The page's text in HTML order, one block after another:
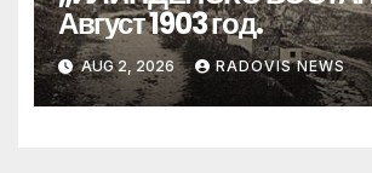
Август 1903 год.
AUG 2, 2026 RADOVIS NEWS